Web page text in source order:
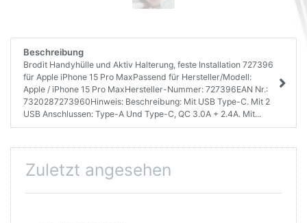
Beschreibung
Brodit Handyhülle und Aktiv Halterung, feste Installation 727396
für Apple iPhone 15 Pro MaxPassend für Hersteller/Modell:
Apple / iPhone 15 Pro MaxHersteller-Nummer: 727396EAN Nr.:
7320287273960Hinweis: Beschreibung: Mit USB Type-C. Mit 2
USB Anschlussen: Type-A Und Type-C, QC 3.0A + 2.4A. Mit...
Zuletzt angesehen